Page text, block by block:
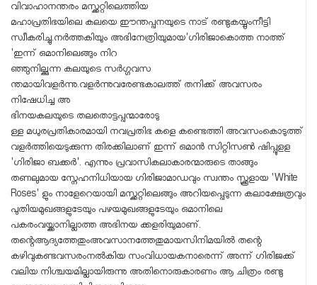
വിവാഹാനന്തരം മസ്ക്കറ്റിലെത്തിയ
മഹാപ്രതിഭയിലെ കലയെ ഈന്തപ്പനയുടെ നാട് രണ്ടുകയ്യുംനീട്ടി
സ്വീകരിച്ചു.നർത്തകിയും അഭിനേത്രിയുമായ'ഗിരിജാകൊത്ത നാത്ത്
'ഇന്ന് ഒമാനിലെങ്ങും നിറ
ഞ്ഞുനില്ക്കുന്ന കലയുടെ സർഗ്ഗവസ
ന്തമായിവളർന്നു.വളർന്നുവരേണ്ടകാലത്ത് തനിക്ക് അവസരം
നിഷേധിച്ച അ
ഭിനയകലയുടെ തലതൊട്ടപ്പന്മാരോടു
ള്ള മധുരപ്രതികാരമായി നവപ്രതിഭ കളെ കണ്ടെത്തി അവസംകൊടുത്ത്
വളർത്തിയെടുക്കുന്ന തിരക്കിലാണ് ഇന്ന് ഒമാൻ സിറ്റിസൺ ഷിപ്പുളള
'ഗിരിജാ ബക്കർ'. എന്നും പ്രവാസികലാകാരന്മാരുടെ താങ്ങും
തണലുമായ സ്നേഹനിധിയായ ഗിരിജാമാഡവും സ്വന്തം സ്ക്കൂളായ 'White
Roses' ളും നാളേറെയായി മസ്ക്കറ്റിലെങ്ങും അറിയപ്പെടുന്ന കലാക്ഷേത്രവും
പുതിയമുഖങ്ങളുടേയും പഴയമുഖങ്ങളുടേയും ഒമാനിലെ
പകരംവയ്ക്കാനില്ലാത്ത അഭിനയ ക്കളരിയുമാണ്.
തന്റെആദ്യത്തേതുംഅവസാനത്തേതുമായസിനിമയിൽ തന്റെ
കഴിവുകണ്ടവസരംനൽകിയ സംവിധായകനാരെന്ന് അന്ന് ഗിരിജക്ക്
വലിയ നിശ്ചയമില്ലായിരുന്നു അതിനൊരുകാരണം ആ ചിത്രം രണ്ടു